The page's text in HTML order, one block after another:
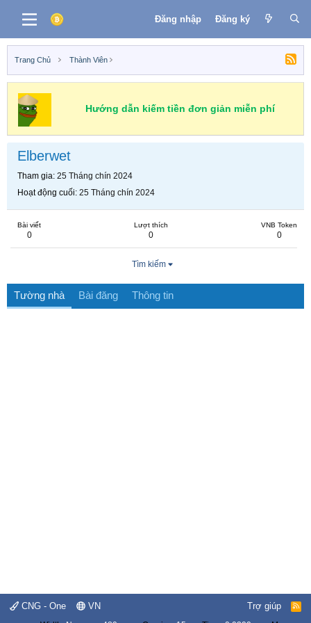
Đăng nhập Đăng ký
Trang Chủ Thành Viên
Hướng dẫn kiếm tiền đơn giản miễn phí
Elberwet
Tham gia 25 Tháng chín 2024
Hoạt động cuối 25 Tháng chín 2024
Bài viết
0
Lượt thích
0
VNB Token
0
Tìm kiếm
Tường nhà Bài đăng Thông tin
CNG - One VN Trợ giúp
R